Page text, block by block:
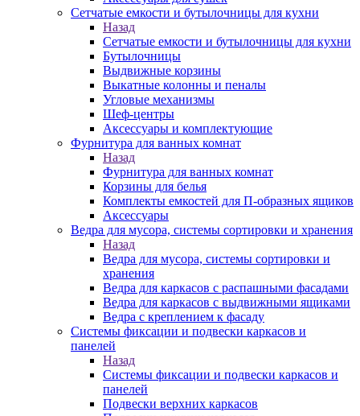
Сетчатые емкости и бутылочницы для кухни
Назад
Сетчатые емкости и бутылочницы для кухни
Бутылочницы
Выдвижные корзины
Выкатные колонны и пеналы
Угловые механизмы
Шеф-центры
Аксессуары и комплектующие
Фурнитура для ванных комнат
Назад
Фурнитура для ванных комнат
Корзины для белья
Комплекты емкостей для П-образных ящиков
Аксессуары
Ведра для мусора, системы сортировки и хранения
Назад
Ведра для мусора, системы сортировки и
хранения
Ведра для каркасов с распашными фасадами
Ведра для каркасов с выдвижными ящиками
Ведра с креплением к фасаду
Системы фиксации и подвески каркасов и
панелей
Назад
Системы фиксации и подвески каркасов и
панелей
Подвески верхних каркасов